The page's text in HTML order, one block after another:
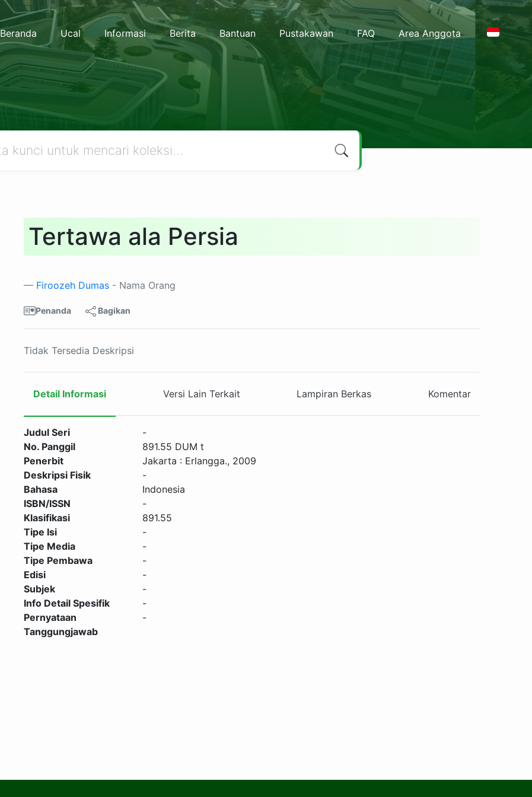
Beranda Ucal Informasi Berita Bantuan Pustakawan FAQ Area Anggota
Tertawa ala Persia
Firoozeh Dumas - Nama Orang
Penanda Bagikan
Tidak Tersedia Deskripsi
Detail Informasi Versi Lain Terkait Lampiran Berkas Komentar
Judul Seri
-
No. Panggil
891.55 DUM t
Penerbit
Jakarta : Erlangga., 2009
Deskripsi Fisik
-
Bahasa
Indonesia
ISBN/ISSN
-
Klasifikasi
891.55
Tipe Isi
-
Tipe Media
-
Tipe Pembawa
-
Edisi
-
Subjek
-
Info Detail Spesifik
-
Pernyataan
Tanggungjawab
-